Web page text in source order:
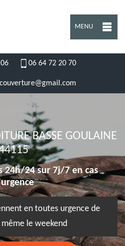
MENU
06 64 72 20 70
BASSE GOULAINE
24h/24 sur 7j/7 en cas
en toutes urgence de
le weekend